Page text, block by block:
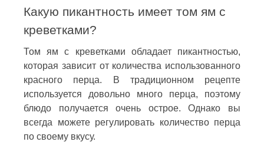
Какую пикантность имеет том ям с
креветками?
Том ям с креветками обладает пикантностью,
которая зависит от количества использованного
красного перца. В традиционном рецепте
используется довольно много перца, поэтому
блюдо получается очень острое. Однако вы
всегда можете регулировать количество перца
по своему вкусу.